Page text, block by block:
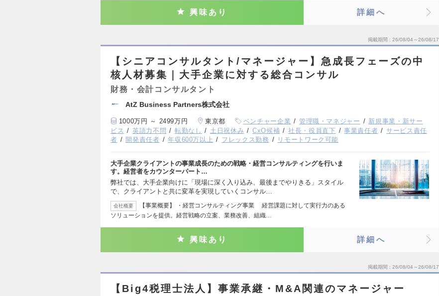
興味あり 詳細へ
掲載期間 26/08/04～26/08/17
【シニアコンサルタント/マネージャー】急成長フェーズの中
核人材募集｜大手企業に対する総合コンサル
財務・会計コンサルタント
AtZ Business Partners株式会社
1000万円 ～ 2499万円 東京都 ベンチャー企業 管理職・マネジャー
新規事業・新サー
ビス
英語力不問 転勤なし 土日祝休み CxO候補 社長・役員直下 事業責任者
サービス責任
者
開発責任者 年収600万以上 フレックス勤務 リモートワーク可能
大手企業クライアントの事業成長のための戦略・経営コンサルティングを行いま
す。経営者をカウンターパート…
弊社では、大手企業向けに「現場に深く入り込み、最後までやりきる」スタイル
で、クライアントと共に変革を実現していくコンサル…
会社概要
【事業概要】 ・経営コンサルティング事業 経営課題に対して実行力のある
ソリューションを提供。経営戦略の立案、業務改善、組織…
興味あり 詳細へ
掲載期間 26/08/04～26/08/17
【Big4税理士法人】事業承継・M&A関連のマネージャー